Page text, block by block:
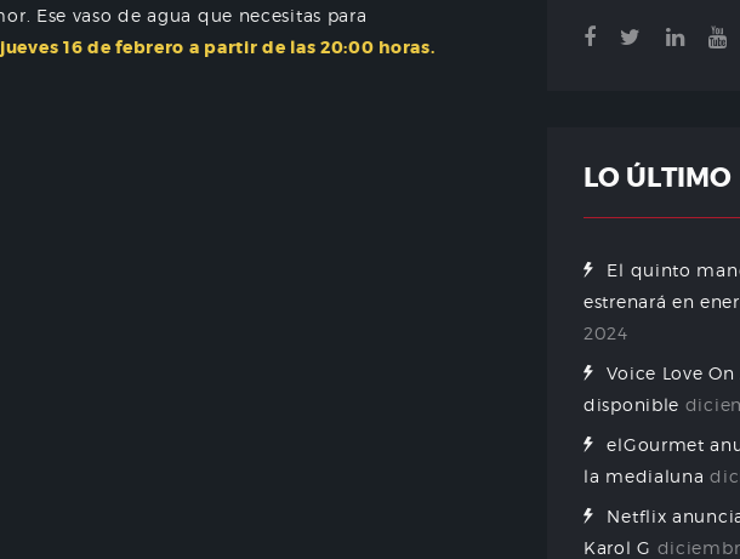
Ese vaso de agua que necesitas para
16 de febrero a partir de las 20:00 horas.
LO ÚLTIMO
El quinto
estrenará en
2024
Voice Love On
disponible
elGourmet
la medialuna
Netflix
Karol G